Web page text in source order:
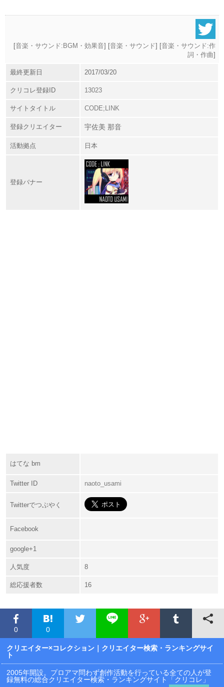
[音楽・サウンド:BGM・効果音] [音楽・サウンド] [音楽・サウンド:作
詞・作曲]
最終更新日 2017/03/20
クリコレ登録ID 13023
サイトタイトル CODE;LINK
登録クリエイター 宇佐美 那音
活動拠点 日本
登録バナー
はてな bm
Twitter ID naoto_usami
Twitterでつぶやく
Facebook
google+1
人気度 8
総応援者数 16
0 0
クリエイター×コレクション ｜クリエイター検索・ランキングサイ
ト
2005年開設。プロアマ問わず創作活動を行っている全ての人が登
録無料の総合クリエイター検索・ランキングサイト「クリコレ」